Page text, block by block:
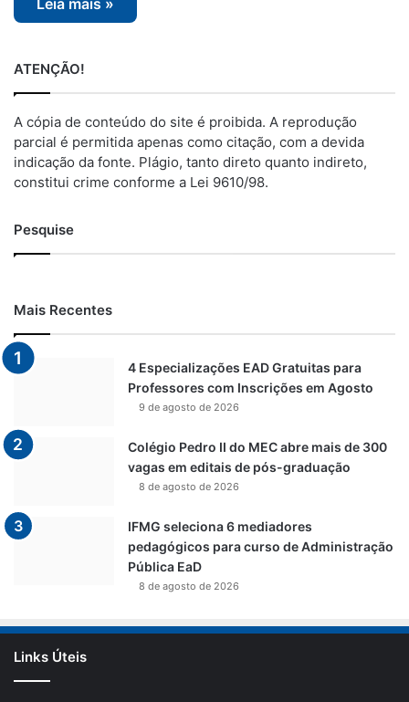
ATENÇÃO!
A cópia de conteúdo do site é proibida. A reprodução
parcial é permitida apenas como citação, com a devida
indicação da fonte. Plágio, tanto direto quanto indireto,
constitui crime conforme a Lei 9610/98.
Pesquise
Mais Recentes
4 Especializações EAD Gratuitas para
Professores com Inscrições em Agosto
9 de agosto de 2026
Colégio Pedro II do MEC abre mais de 300
vagas em editais de pós-graduação
8 de agosto de 2026
IFMG seleciona 6 mediadores
pedagógicos para curso de Administração
Pública EaD
8 de agosto de 2026
Links Úteis